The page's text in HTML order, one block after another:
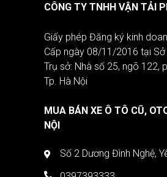
CÔNG TY TNHH VẬN TẢI
Giấy phép Đăng ký kinh
Cấp ngày 08/11/2016 tại Sở
Trụ sở: Nhà số 25, ngõ 122,
Tp. Hà Nội
MUA BÁN XE Ô TÔ CŨ,
NỘI
Số 2 Dương Đình Nghệ,